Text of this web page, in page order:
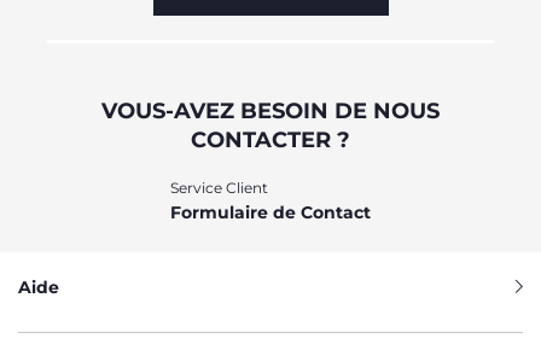
VOUS-AVEZ BESOIN DE NOUS
CONTACTER ?
Service Client
Formulaire de Contact
Aide